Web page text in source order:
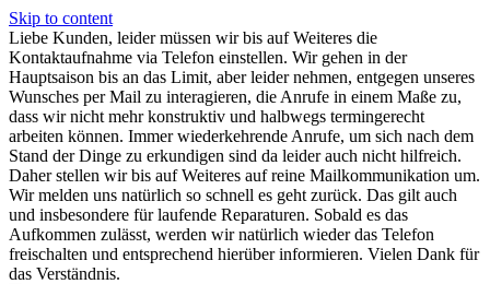
Skip to content
Liebe Kunden, leider müssen wir bis auf Weiteres die
Kontaktaufnahme via Telefon einstellen. Wir gehen in der
Hauptsaison bis an das Limit, aber leider nehmen, entgegen unseres
Wunsches per Mail zu interagieren, die Anrufe in einem Maße zu,
dass wir nicht mehr konstruktiv und halbwegs termingerecht
arbeiten können. Immer wiederkehrende Anrufe, um sich nach dem
Stand der Dinge zu erkundigen sind da leider auch nicht hilfreich.
Daher stellen wir bis auf Weiteres auf reine Mailkommunikation um.
Wir melden uns natürlich so schnell es geht zurück. Das gilt auch
und insbesondere für laufende Reparaturen. Sobald es das
Aufkommen zulässt, werden wir natürlich wieder das Telefon
freischalten und entsprechend hierüber informieren. Vielen Dank für
das Verständnis.